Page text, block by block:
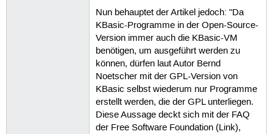
Nun behauptet der Artikel jedoch: "Da
KBasic-Programme in der Open-Source-
Version immer auch die KBasic-VM
benötigen, um ausgeführt werden zu
können, dürfen laut Autor Bernd
Noetscher mit der GPL-Version von
KBasic selbst wiederum nur Programme
erstellt werden, die der GPL unterliegen.
Diese Aussage deckt sich mit der FAQ
der Free Software Foundation (Link),